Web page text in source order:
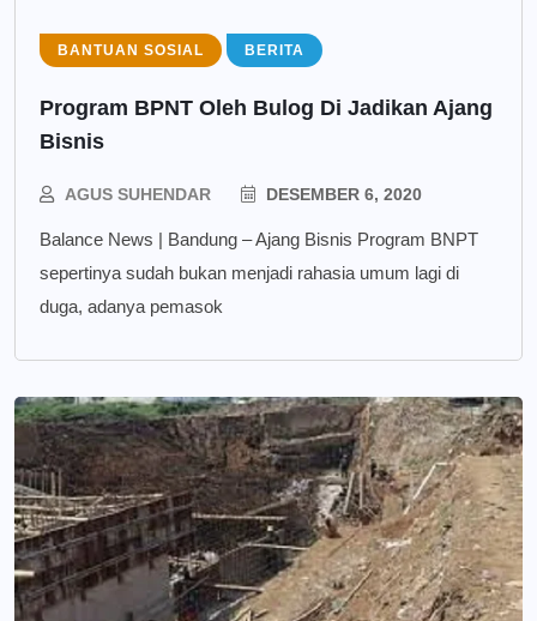
BANTUAN SOSIAL BERITA
Program BPNT Oleh Bulog Di Jadikan Ajang
Bisnis
AGUS SUHENDAR DESEMBER 6, 2020
Balance News | Bandung – Ajang Bisnis Program BNPT
sepertinya sudah bukan menjadi rahasia umum lagi di
duga, adanya pemasok